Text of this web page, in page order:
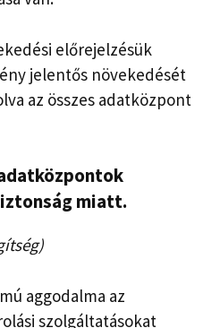
előrejelzésük
jelentős növekedését
az összes adatközpont
miatt.
aggodalma az
szolgáltatásokat